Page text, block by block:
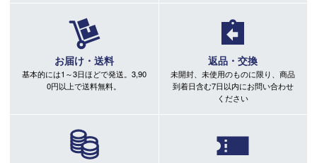
お届け・送料
基本的には1～3日ほどで発送。3,90
0円以上で送料無料。
返品・交換
未開封、未使用のものに限り、商品
到着日含む7日以内にお問い合わせ
ください